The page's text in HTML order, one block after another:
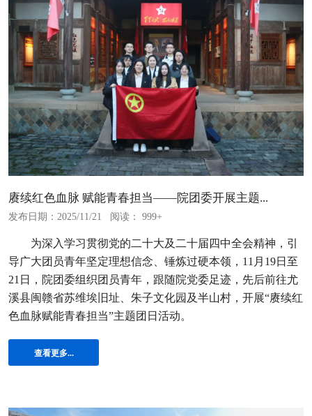
赓续红色血脉 赋能青春担当——院团委开展主题...
发布日期：2025/11/21 阅读： 999+
为深入学习贯彻党的二十大及二十届四中全会精神，引
导广大团员青年坚定理想信念、锤炼过硬本领，11月19日至
21日，院团委组织团员青年，跟随院党委足迹，先后前往尤
溪县闽赣省苏维埃旧址、朱子文化园及半山村，开展“赓续红
色血脉赋能青春担当”主题团日活动。
查看更多...